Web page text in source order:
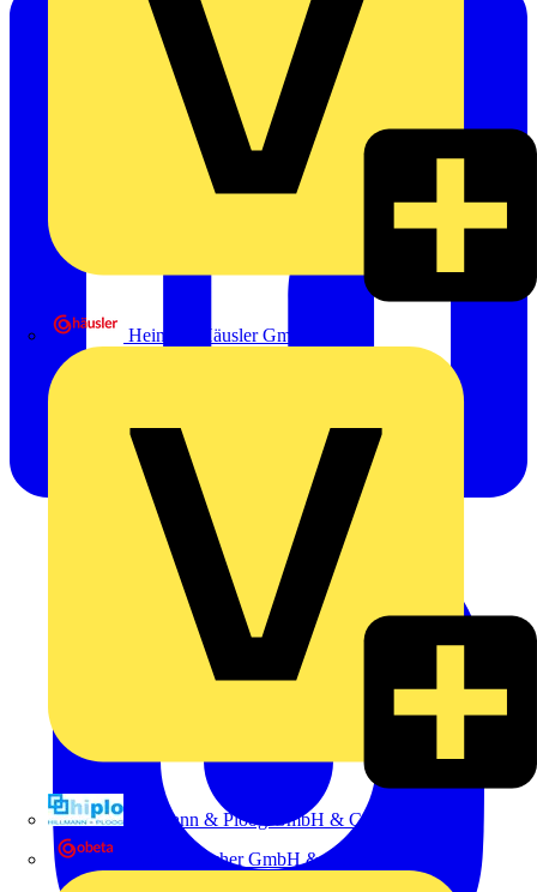
Heinrich Häusler GmbH
Hillmann & Ploog GmbH & Co. KG
Oskar Böttcher GmbH & Co. KG